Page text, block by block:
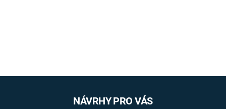
NÁVRHY PRO VÁS